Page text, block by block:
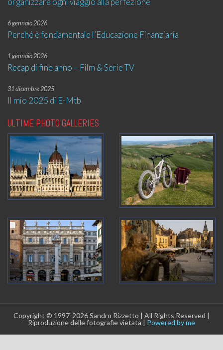
6 gennaio 2026
Perché è fondamentale l’Educazione Finanziaria
1 gennaio 2026
Recap di fine anno – Film & Serie TV
31 dicembre 2025
Il mio 2025 di E-Mtb
ULTIME PHOTO GALLERIES
Copyright © 1997-2026 Sandro Rizzetto | All Rights Reserved |
Riproduzione delle fotografie vietata | Powered by me